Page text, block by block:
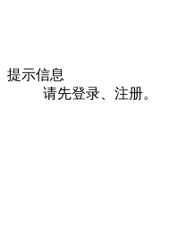
提示信息
请先登录、注册。